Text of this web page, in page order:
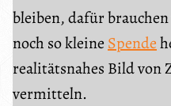
bleiben, dafür
noch so kleineSpende
realitätsnahes Bild von
vermitteln.